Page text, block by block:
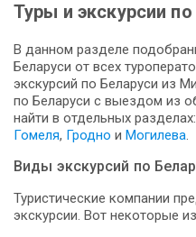
Туры и экскурсии
В данном разделе
Беларуси от всех
экскурсий по Беларуси из
по Беларуси с выездом из
найти в отдельных разделах:
Гомеля, Гродно и Могилева.
Виды экскурсий по
Туристические компании
экскурсии. Вот некоторые